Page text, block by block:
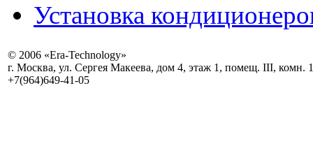
Установка
© 2006 «Era-Technology»
г. Москва, ул. Сергея Макеева, дом 4, этаж 1, помещ. III, комн. 1
+7(964)649-41-05